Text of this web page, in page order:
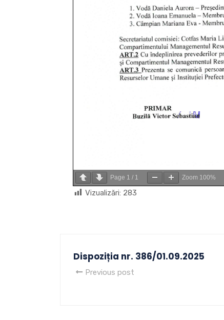
Page 1 / 1 Zoom 100%
Vizualizări: 283
Dispoziția nr. 386/01.09.2025
Previous post